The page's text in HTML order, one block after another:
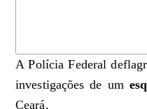
A Polícia Federal
investigações de um
Ceará.